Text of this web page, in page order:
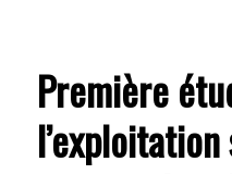
Première